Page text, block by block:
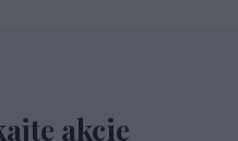
akcie